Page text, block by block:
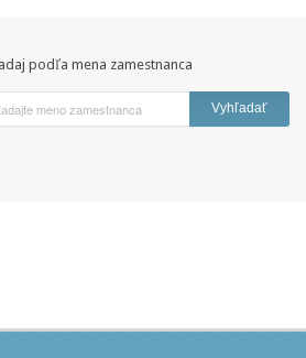
podľa mena zamestnanca